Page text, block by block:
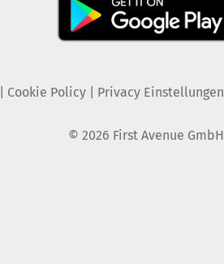
Cookie Policy| Privacy Einstellungen
© 2026 First Avenue GmbH